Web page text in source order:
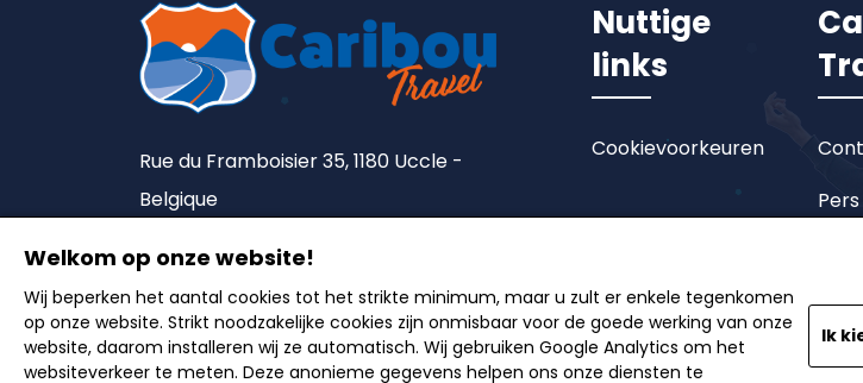
Rue du Framboisier 35, 1180 Uccle -
Belgique
Lic. A5492
Nuttige
links
Cookievoorkeuren
Pers
Welkom op onze website!
Wij beperken het aantal cookies tot het strikte minimum, maar u zult er enkele tegenkomen
op onze website. Strikt noodzakelijke cookies zijn onmisbaar voor de goede werking van onze
website, daarom installeren wij ze automatisch. Wij gebruiken Google Analytics om het
websiteverkeer te meten. Deze anonieme gegevens helpen ons onze diensten te
Ik